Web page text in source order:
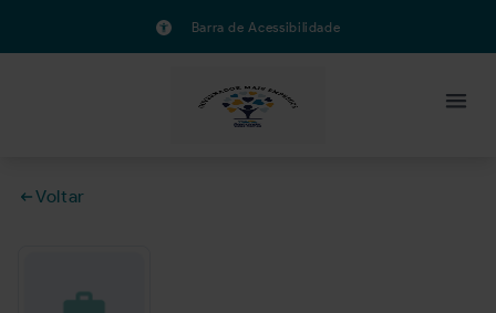
Barra de Acessibilidade
Voltar